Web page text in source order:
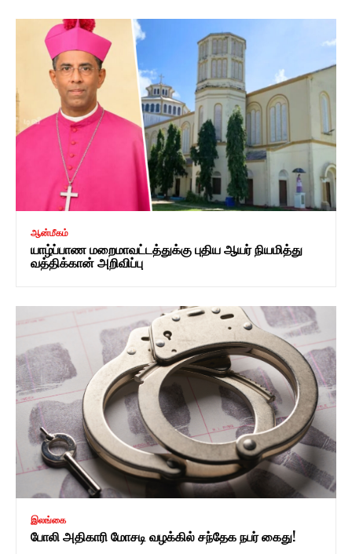
ஆன்மீகம்
யாழ்ப்பாண மறைமாவட்டத்துக்கு புதிய ஆயர் நியமித்து
வத்திக்கான் அறிவிப்பு
இலங்கை
போலி அதிகாரி மோசடி வழக்கில் சந்தேக நபர் கைது!